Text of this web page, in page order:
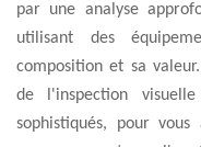
par une analyse
utilisant des
composition et sa
de l'inspection
sophistiqués, pour